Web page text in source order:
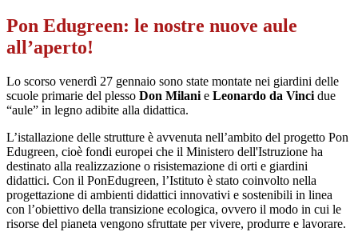
Pon Edugreen: le nostre nuove aule
all’aperto!
Lo scorso venerdì 27 gennaio sono state montate nei giardini delle
scuole primarie del plesso Don Milani e Leonardo da Vinci due
“aule” in legno adibite alla didattica.
L’istallazione delle strutture è avvenuta nell’ambito del progetto Pon
Edugreen, cioè fondi europei che il Ministero dell'Istruzione ha
destinato alla realizzazione o risistemazione di orti e giardini
didattici. Con il PonEdugreen, l’Istituto è stato coinvolto nella
progettazione di ambienti didattici innovativi e sostenibili in linea
con l’obiettivo della transizione ecologica, ovvero il modo in cui le
risorse del pianeta vengono sfruttate per vivere, produrre e lavorare.